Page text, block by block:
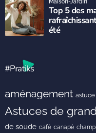
Top 5 des
été
Maison-Jardin
#Pratiks
aménagement
Astuces de
de soude café canapé